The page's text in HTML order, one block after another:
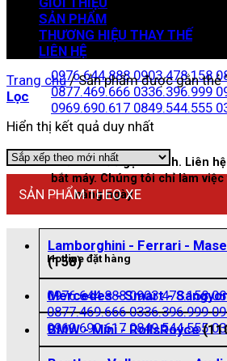
Zalo đặt hàng
0976.644.888 0903.478.158
0877.469.666 0336.396.999
0969.690.617 0849.544.555
Nhấn vào để gọi nhanh. Liên
bắt máy. Chúng tôi chỉ làm
21hhằng ngày
Hotline đặt hàng
0976.644.888 0903.478.158
0877.469.666 0336.396.999
0969.690.617 0849.544.555
SẢN PHẨM
THƯƠNG HIỆU THAY THẾ
LIÊN HỆ
Trang chủ /Sản phẩm được gắn thẻ
Lọc
Hiển thị kết quả duy nhất
SẢN PHẨM THEO XE
Lamborghini - Ferrari -
(158)
Mercedes - Smart -
BMW - Mini - RollsRoyce